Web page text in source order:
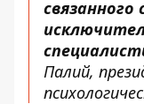
связанного
Палий,